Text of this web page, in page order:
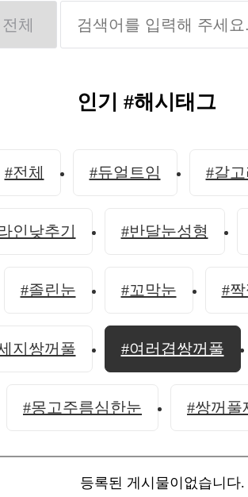
인기 #해시태그
#전체 #듀얼트임 #갈
인낮추기 #반달눈성형
#졸린눈 #꼬막눈 #
지쌍꺼풀 #여러겹쌍꺼풀
#몽고주름심한눈 #쌍꺼풀
등록된 게시물이없습니다.